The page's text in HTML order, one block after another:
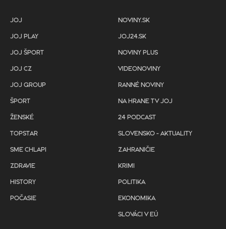
JOJ
JOJ PLAY
JOJ ŠPORT
JOJ CZ
JOJ GROUP
ŠPORT
ŽENSKÉ
TOPSTAR
SME CHLAPI
ZDRAVIE
HISTORY
POČASIE
NOVINY.SK
JOJ24.SK
NOVINY PLUS
VIDEONOVINY
RANNÉ NOVINY
NA HRANE TV JOJ
24 PODCAST
SLOVENSKO - AKTUALITY
ZAHRANIČIE
KRIMI
POLITIKA
EKONOMIKA
SLOVÁCI V EÚ